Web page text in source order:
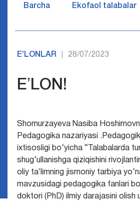
Barcha Ekofaol talabalar
E’LONLAR 28/07/2023
EʼLON!
Shomurzayeva Nasiba
Pedagogika nazariyasi
ixtisosligi bo‘yicha “Talabalarda
shug‘ullanishga qiziqishini
oliy taʼlimning jismoniy tarbiya
mavzusidagi
pedagogika fanlari
doktori (PhD) ilmiy darajasini olish